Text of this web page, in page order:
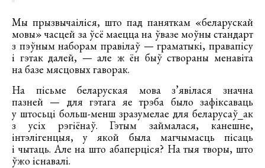
Мы прызвычаіліся, што пад паняткам «беларускай
мовы» часцей за ўсё маецца на ўвазе моўны стандарт
з пэўным наборам правілаў — граматыкі, правапісу
і гэтак далей, — але ж ён быў створаны менавіта
на базе мясцовых гаворак.
На пісьме беларуская мова з’явілася значна
пазней — для гэтага яе трэба было зафіксаваць
у штосьці больш-менш зразумелае для беларусаў_ак
з усіх рэгіёнаў. Гэтым займалася, канешне,
інтэлігенцыя, у якой была магчымасць пісаць
і чытаць. Але на што абаперціся? На тыя творы, што
ўжо існавалі.